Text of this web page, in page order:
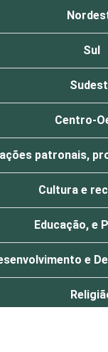
Sul
Centro-
patronais,
Cultura e
Educação, e
e